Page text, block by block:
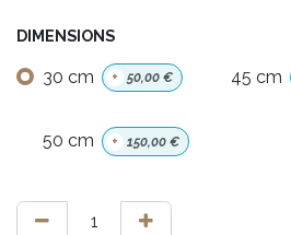
DIMENSIONS
30 cm + 50,00 € 45 cm
50 cm + 150,00 €